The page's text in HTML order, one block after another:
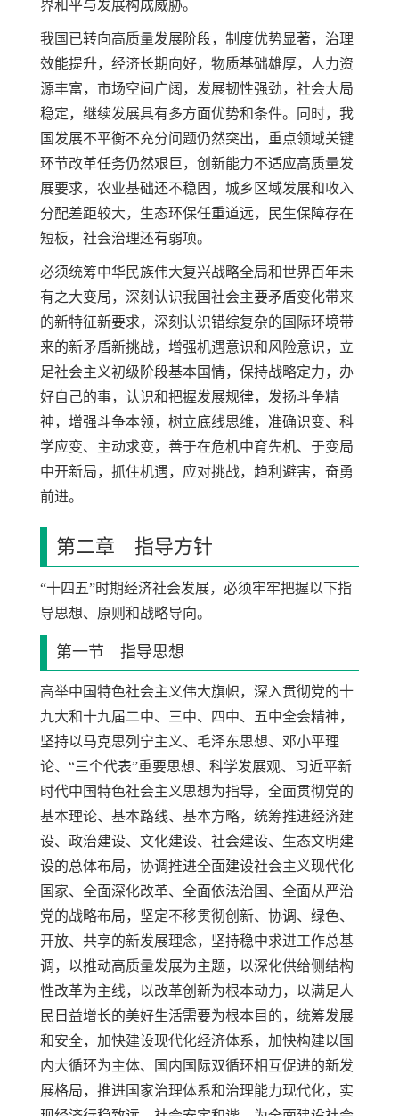
界和平与发展构成威胁。
我国已转向高质量发展阶段，制度优势显著，治理
效能提升，经济长期向好，物质基础雄厚，人力资
源丰富，市场空间广阔，发展韧性强劲，社会大局
稳定，继续发展具有多方面优势和条件。同时，我
国发展不平衡不充分问题仍然突出，重点领域关键
环节改革任务仍然艰巨，创新能力不适应高质量发
展要求，农业基础还不稳固，城乡区域发展和收入
分配差距较大，生态环保任重道远，民生保障存在
短板，社会治理还有弱项。
必须统筹中华民族伟大复兴战略全局和世界百年未
有之大变局，深刻认识我国社会主要矛盾变化带来
的新特征新要求，深刻认识错综复杂的国际环境带
来的新矛盾新挑战，增强机遇意识和风险意识，立
足社会主义初级阶段基本国情，保持战略定力，办
好自己的事，认识和把握发展规律，发扬斗争精
神，增强斗争本领，树立底线思维，准确识变、科
学应变、主动求变，善于在危机中育先机、于变局
中开新局，抓住机遇，应对挑战，趋利避害，奋勇
前进。
第二章 指导方针
“十四五”时期经济社会发展，必须牢牢把握以下指
导思想、原则和战略导向。
第一节 指导思想
高举中国特色社会主义伟大旗帜，深入贯彻党的十
九大和十九届二中、三中、四中、五中全会精神，
坚持以马克思列宁主义、毛泽东思想、邓小平理
论、“三个代表”重要思想、科学发展观、习近平新
时代中国特色社会主义思想为指导，全面贯彻党的
基本理论、基本路线、基本方略，统筹推进经济建
设、政治建设、文化建设、社会建设、生态文明建
设的总体布局，协调推进全面建设社会主义现代化
国家、全面深化改革、全面依法治国、全面从严治
党的战略布局，坚定不移贯彻创新、协调、绿色、
开放、共享的新发展理念，坚持稳中求进工作总基
调，以推动高质量发展为主题，以深化供给侧结构
性改革为主线，以改革创新为根本动力，以满足人
民日益增长的美好生活需要为根本目的，统筹发展
和安全，加快建设现代化经济体系，加快构建以国
内大循环为主体、国内国际双循环相互促进的新发
展格局，推进国家治理体系和治理能力现代化，实